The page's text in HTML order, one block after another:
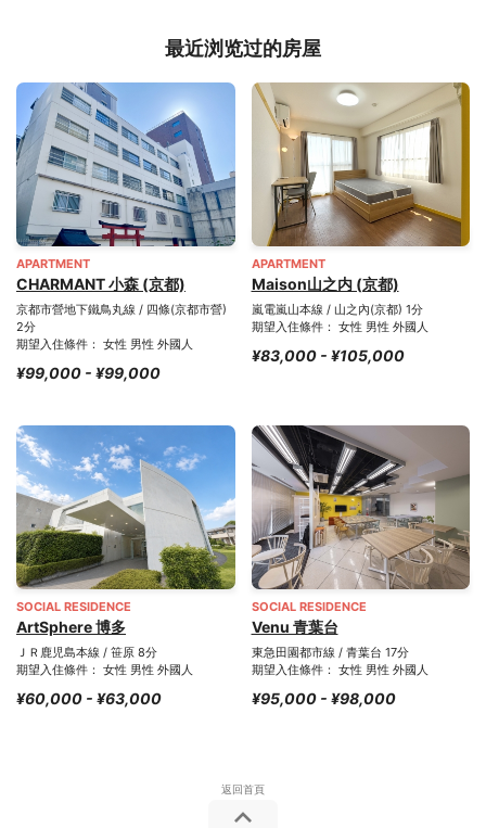
最近浏览过的房屋
APARTMENT
CHARMANT 小森 (京都)
京都市營地下鐵鳥丸線 / 四條(京都市營)
2分
期望入住條件： 女性 男性 外國人
¥99,000 - ¥99,000
APARTMENT
Maison山之内 (京都)
嵐電嵐山本線 / 山之內(京都) 1分
期望入住條件： 女性 男性 外國人
¥83,000 - ¥105,000
SOCIAL RESIDENCE
ArtSphere 博多
ＪＲ鹿児島本線 / 笹原 8分
期望入住條件： 女性 男性 外國人
¥60,000 - ¥63,000
SOCIAL RESIDENCE
Venu 青葉台
東急田園都市線 / 青葉台 17分
期望入住條件： 女性 男性 外國人
¥95,000 - ¥98,000